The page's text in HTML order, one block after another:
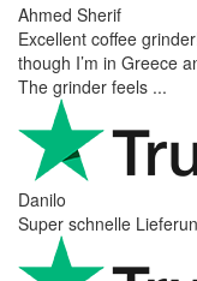
Ahmed Sherif
Excellent coffee
though I’m in Greece
The grinder feels ...
Danilo
Super schnelle